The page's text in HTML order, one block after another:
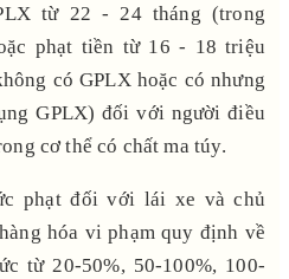
từ 22 - 24 tháng (trong
phạt tiền từ 16 - 18 triệu
có GPLX hoặc có nhưng
GPLX) đối với người điều
cơ thể có chất ma túy.
phạt đối với lái xe và chủ
hóa vi phạm quy định về
từ 20-50%, 50-100%, 100-